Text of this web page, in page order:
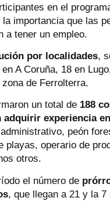
en el
importancia que las
a tener un empleo.
por localidades,
A Coruña, 18 en
de Ferrolterra.
un total de 188
adquirir experiencia en
peón
playas, operario de
otros.
el número de
, que llegan a 21 y la